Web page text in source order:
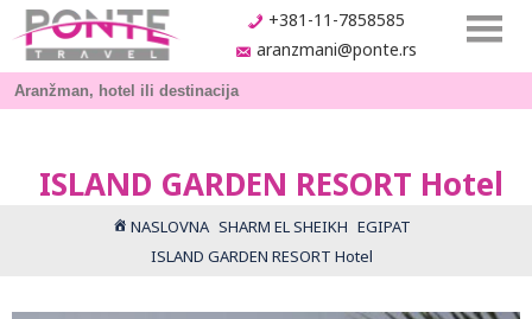
+381-11-7858585
aranzmani@ponte.rs
ISLAND GARDEN RESORT Hotel
NASLOVNA SHARM EL SHEIKH EGIPAT
ISLAND GARDEN RESORT Hotel